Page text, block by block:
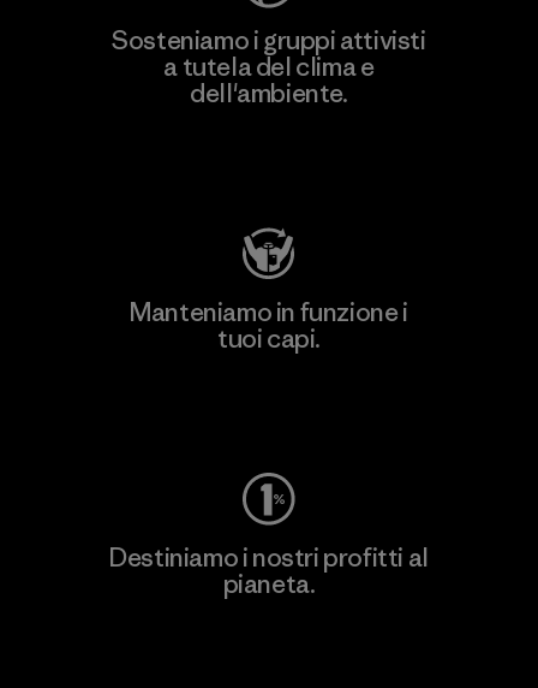
Sosteniamo i gruppi attivisti
a tutela del clima e
dell'ambiente.
Manteniamo in funzione i
tuoi capi.
Destiniamo i nostri profitti al
pianeta.